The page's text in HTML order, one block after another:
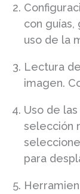
con
uso de la
Lectura
imagen.
Uso de
selección
para